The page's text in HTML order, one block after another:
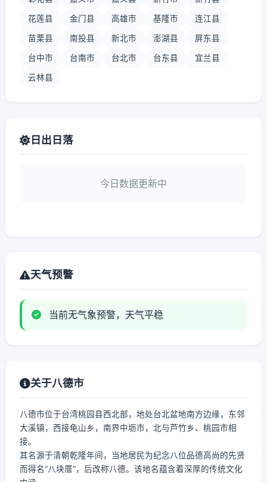
花莲县 金门县 高雄市 基隆市 连江县
苗栗县 南投县 新北市 澎湖县 屏东县
台中市 台南市 台北市 台东县 宜兰县
云林县
日出日落
今日数据更新中
天气预警
当前无气象预警，天气平稳
关于八德市
八德市位于台湾桃园县西北部，地处台北盆地南方边缘，东邻
大溪镇，西接龟山乡，南界中坜市，北与芦竹乡、桃园市相
接。
其名源于清朝乾隆年间，当地居民为纪念八位品德高尚的先贤
而得名“八块厝”，后改称八德。该地名蕴含着深厚的传统文化